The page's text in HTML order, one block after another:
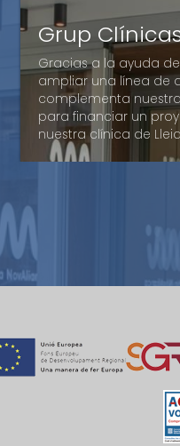
Grup
Gracias a la ayuda
ampliar una línea de
complementa
para financiar un
nuestra clínica de
Units-4
La ayuda de Avalis
poder disponer de
suficiente para cubrir
apoyo ha facilitado
nuestros
financiarse.
Segufoc
Avalis de Catalunya
nos ha permitido
financiación.